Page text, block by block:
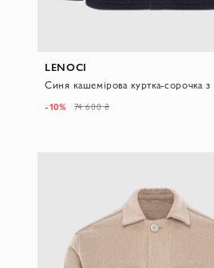
LENOCI
-10% 74 600 ₴